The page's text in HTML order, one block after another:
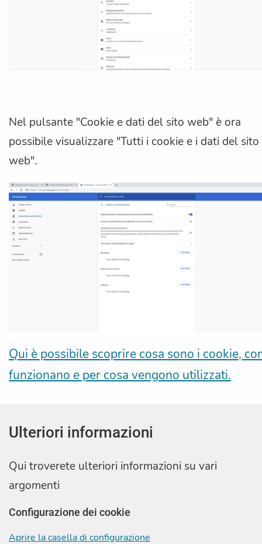
Nel pulsante "Cookie e dati del sito web" è ora
possibile visualizzare "Tutti i cookie e i dati del sito
web".
Qui è possibile scoprire cosa sono i cookie,
funzionano e per cosa vengono utilizzati.
Ulteriori informazioni
Qui troverete ulteriori informazioni su vari
argomenti
Configurazione dei cookie
Aprire la casella di configurazione